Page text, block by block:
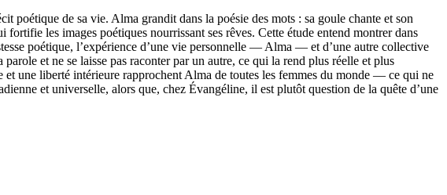
poétique de sa vie. Alma grandit dans la poésie des mots : sa goule chante et son
les images poétiques nourrissant ses rêves. Cette étude entend montrer dans
poétique, l’expérience d’une vie personnelle — Alma — et d’une autre collective
et ne se laisse pas raconter par un autre, ce qui la rend plus réelle et plus
une liberté intérieure rapprochent Alma de toutes les femmes du monde — ce qui ne
et universelle, alors que, chez Évangéline, il est plutôt question de la quête d’une